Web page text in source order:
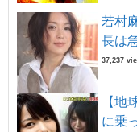
若村
長は
37,237
【地
に乗